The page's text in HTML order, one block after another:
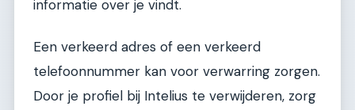
informatie over je vindt.
Een verkeerd adres of een verkeerd
telefoonnummer kan voor verwarring zorgen.
Door je profiel bij Intelius te verwijderen, zorg